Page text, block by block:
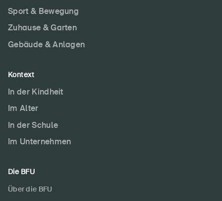
Sport & Bewegung
Zuhause & Garten
Gebäude & Anlagen
Kontext
In der Kindheit
Im Alter
In der Schule
Im Unternehmen
Die BFU
Über die BFU